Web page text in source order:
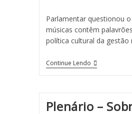
Parlamentar questionou
músicas contêm
política cultural da gestão
Continue Lendo
Plenário –